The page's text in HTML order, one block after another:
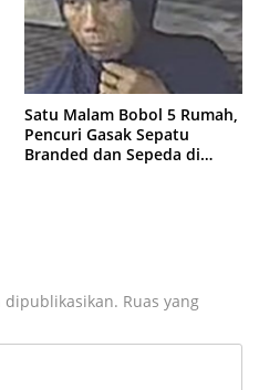
Satu Malam Bobol 5 Rumah,
Pencuri Gasak Sepatu
Branded dan Sepeda di
dipublikasikan. Ruas yang